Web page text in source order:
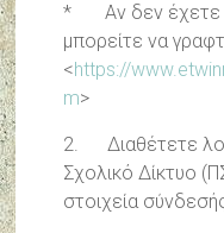
* Αν δεν έχετε
μπορείτε να
<https://
m>
2. Διαθέτετε
Σχολικό Δίκτυο
στοιχεία